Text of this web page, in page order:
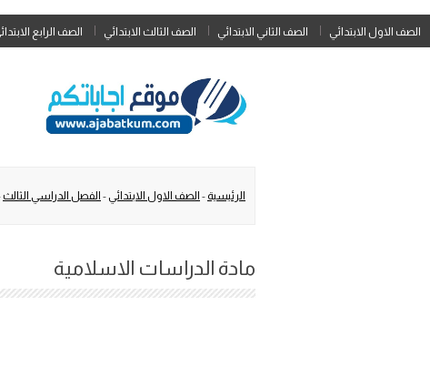
الصف الاول الابتدائي الصف الثاني الابتدائي الصف الثالث الابتدائي الصف الرابع
الرئيسية - الصف الاول الابتدائي - الفصل الدراسي الثالث
مادة الدراسات الاسلامية